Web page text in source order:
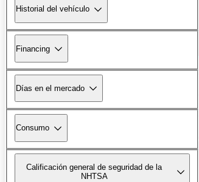
Historial del vehículo
Financing
Días en el mercado
Consumo
Calificación general de seguridad de la
NHTSA